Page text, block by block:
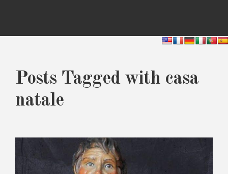
Posts Tagged with casa
natale